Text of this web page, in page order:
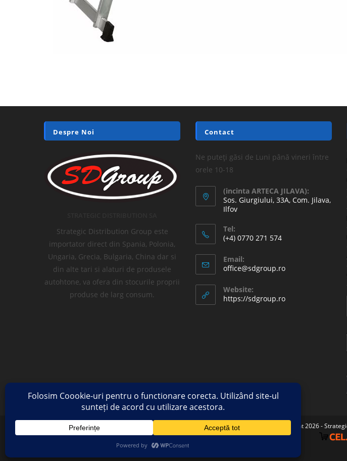
Despre Noi
Strategic Distribution Group este
importator direct din Spania, Polonia,
Ungaria, Grecia, Bulgaria, China dar si
din alte tari si alaturi de produsele
autohtone, va ofera din stocurile proprii
produse de larg consum.
Contact
Ne puteți găsi de Luni până vineri între
orele 10-18
(incinta ARTECA JILAVA):
Sos. Giurgiului, 33A, Com. Jilava,
Ilfov
Tel:
(+4) 0770 271 574
Email:
office@sdgroup.ro
Website:
https://sdgroup.ro
Copyright 2026 -